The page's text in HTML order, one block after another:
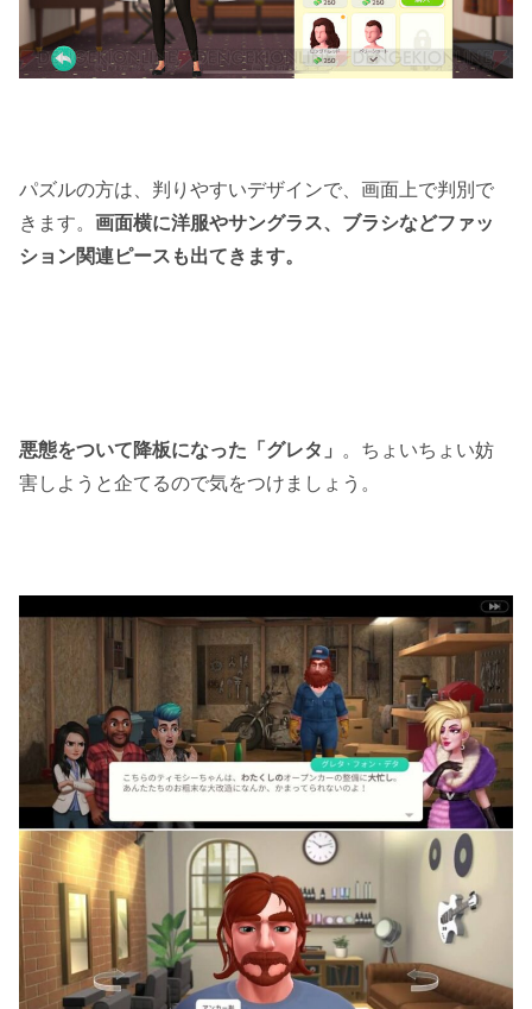
パズルの方は、判りやすいデザインで、画面上で判別で
きます。画面横に洋服やサングラス、ブラシなどファッ
ション関連ピースも出てきます。
悪態をついて降板になった「グレタ」 。ちょいちょい妨
害しようと企てるので気をつけましょう。